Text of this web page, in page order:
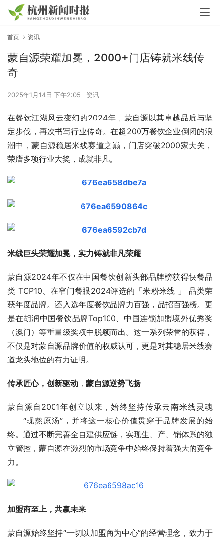
首页 资讯
蒙自源荣耀加冕，2000+门店铸就米线传
奇
2025年1月14日 下午2:05 资讯
在餐饮江湖风云变幻的2024年，蒙自源以其卓越品质与坚
定步伐，再次书写行业传奇。在超200万餐饮企业倒闭的浪
潮中，蒙自源稳居米线赛道之巅，门店突破2000家大关，
荣膺多项行业大奖，成就非凡。
米线巨头荣耀加冕，实力铸就非凡荣耀
蒙自源2024年不仅在中国餐饮创新头部品牌榜获得快餐品
类 TOP10、在窄门餐眼2024评选的「米粉米线 」 品类荣
获年度品牌。还入选年度餐饮品牌力百强，品招百强榜。更
是在胡润中国餐饮品牌Top100、中国连锁加盟境外优秀奖
（澳门）等重量级奖项中脱颖而出。这一系列荣誉的获得，
不仅是对蒙自源品牌价值的权威认可，更是对其稳居米线赛
道龙头地位的有力证明。
传承匠心，创新驱动，蒙自源逆势飞扬
蒙自源自2001年创立以来，始终坚持传承云南米线灵魂
——“现熬原汤”，并将这一核心价值贯穿于品牌发展的始
终。通过不断完善全自建供应链，实现生、产、销体系的独
立管控，蒙自源在激烈的市场竞争中始终保持着强大的竞争
力。
加盟商至上，共赢未来
蒙自源始终坚持“一切以加盟商为中心”的经营理念，致力于